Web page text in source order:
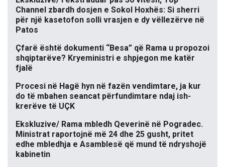
Channel zbardh dosjen e Sokol Hoxhës: Si sherri
për një kasetofon solli vrasjen e dy vëllezërve në
Patos
Çfarë është dokumenti “Besa” që Rama u propozoi
shqiptarëve? Kryeministri e shpjegon me katër
fjalë
Procesi në Hagë hyn në fazën vendimtare, ja kur
do të mbahen seancat përfundimtare ndaj ish-
krerëve të UÇK
Ekskluzive/ Rama mbledh Qeverinë në Pogradec.
Ministrat raportojnë më 24 dhe 25 gusht, pritet
edhe mbledhja e Asamblesë që mund të ndryshojë
kabinetin